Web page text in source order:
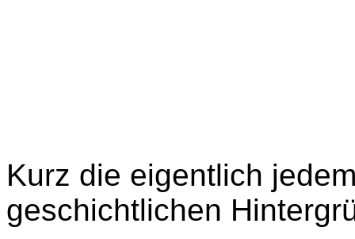
Kurz die eigentlich
geschichtlichen